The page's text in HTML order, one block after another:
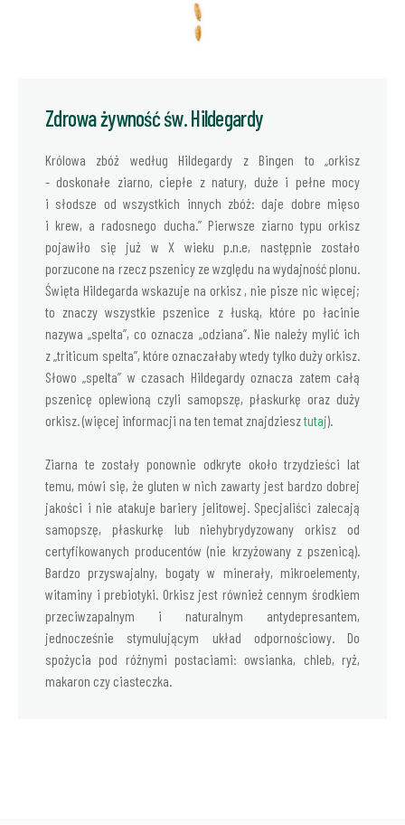
Zdrowa żywność św. Hildegardy
Królowa zbóż według Hildegardy z Bingen to „orkisz
- doskonałe ziarno, ciepłe z natury, duże i pełne mocy
i słodsze od wszystkich innych zbóż: daje dobre mięso
i krew, a radosnego ducha.” Pierwsze ziarno typu orkisz
pojawiło się już w X wieku p.n.e, następnie zostało
porzucone na rzecz pszenicy ze względu na wydajność plonu.
Święta Hildegarda wskazuje na orkisz , nie pisze nic więcej;
to znaczy wszystkie pszenice z łuską, które po łacinie
nazywa „spelta”, co oznacza „odziana”. Nie należy mylić ich
z „triticum spelta”, które oznaczałaby wtedy tylko duży orkisz.
Słowo „spelta” w czasach Hildegardy oznacza zatem całą
pszenicę oplewioną czyli samopszę, płaskurkę oraz duży
orkisz. (więcej informacji na ten temat znajdziesztutaj).
Ziarna te zostały ponownie odkryte około trzydzieści lat
temu, mówi się, że gluten w nich zawarty jest bardzo dobrej
jakości i nie atakuje bariery jelitowej. Specjaliści zalecają
samopszę, płaskurkę lub niehybrydyzowany orkisz od
certyfikowanych producentów (nie krzyżowany z pszenicą).
Bardzo przyswajalny, bogaty w minerały, mikroelementy,
witaminy i prebiotyki. Orkisz jest również cennym środkiem
przeciwzapalnym i naturalnym antydepresantem,
jednocześnie stymulującym układ odpornościowy. Do
spożycia pod różnymi postaciami: owsianka, chleb, ryż,
makaron czy ciasteczka.